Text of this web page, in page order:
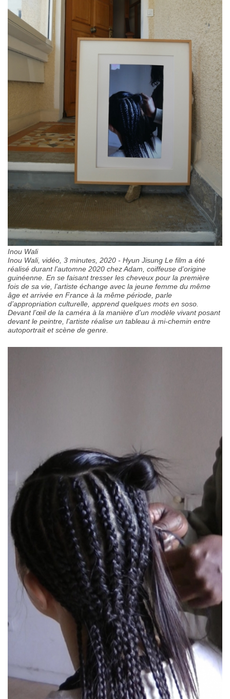
Inou Wali
Inou Wali, vidéo, 3 minutes, 2020 - Hyun Jisung Le film a été
réalisé durant l’automne 2020 chez Adam, coiffeuse d’origine
guinéenne. En se faisant tresser les cheveux pour la première
fois de sa vie, l’artiste échange avec la jeune femme du même
âge et arrivée en France à la même période, parle
d’appropriation culturelle, apprend quelques mots en soso.
Devant l’œil de la caméra à la manière d’un modèle vivant posant
devant le peintre, l’artiste réalise un tableau à mi-chemin entre
autoportrait et scène de genre.